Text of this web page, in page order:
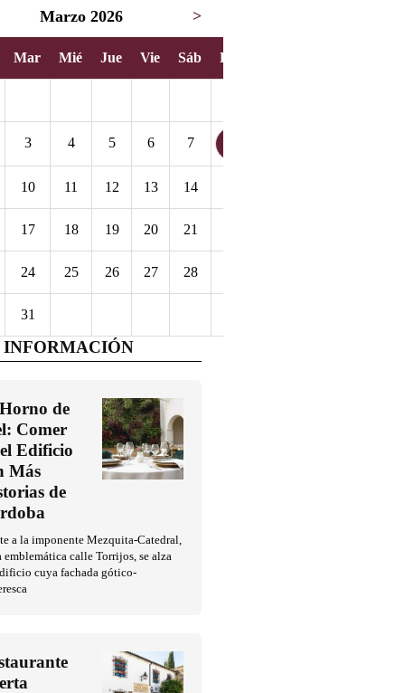
Marzo 2026 >
Mar Mié Jue Vie Sáb Dom
3 4 5 6 7
10 11 12 13 14
17 18 19 20 21
24 25 26 27 28
31
INFORMACIÓN
de
Comer
Edificio
Más
de
a la imponente Mezquita-Catedral,
emblemática calle Torrijos, se alza
cuya fachada gótico-